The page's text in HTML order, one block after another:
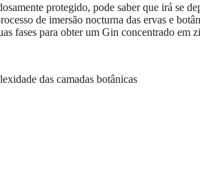
protegido, pode saber que irá
de imersão nocturna das ervas e
fases para obter um Gin concentrado
das camadas botânicas